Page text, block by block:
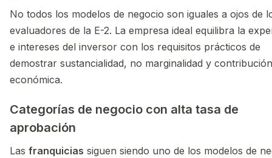
No todos los modelos de negocio son iguales a ojos de
evaluadores de la E-2. La empresa ideal equilibra la
e intereses del inversor con los requisitos prácticos de
demostrar sustancialidad, no marginalidad y contribución
económica.
Categorías de negocio con alta tasa de
aprobación
Las franquicias siguen siendo uno de los modelos de